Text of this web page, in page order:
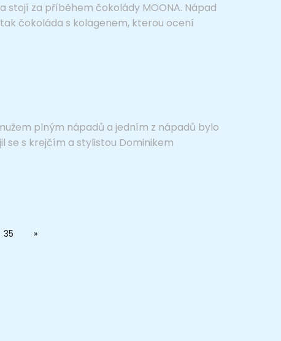
stojí za příběhem čokolády MOONA. Nápad
čokoláda s kolagenem, kterou ocení
plným nápadů a jedním z nápadů bylo
se s krejčím a stylistou Dominikem
35